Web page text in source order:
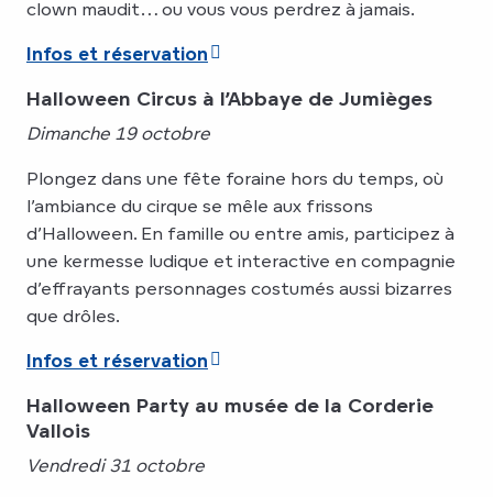
clown maudit… ou vous vous perdrez à jamais.
Infos et réservation
Halloween Circus à l’Abbaye de Jumièges
Dimanche 19 octobre
Plongez dans une fête foraine hors du temps, où
l’ambiance du cirque se mêle aux frissons
d’Halloween. En famille ou entre amis, participez à
une kermesse ludique et interactive en compagnie
d’effrayants personnages costumés aussi bizarres
que drôles.
Infos et réservation
Halloween Party au musée de la Corderie
Vallois
Vendredi 31 octobre